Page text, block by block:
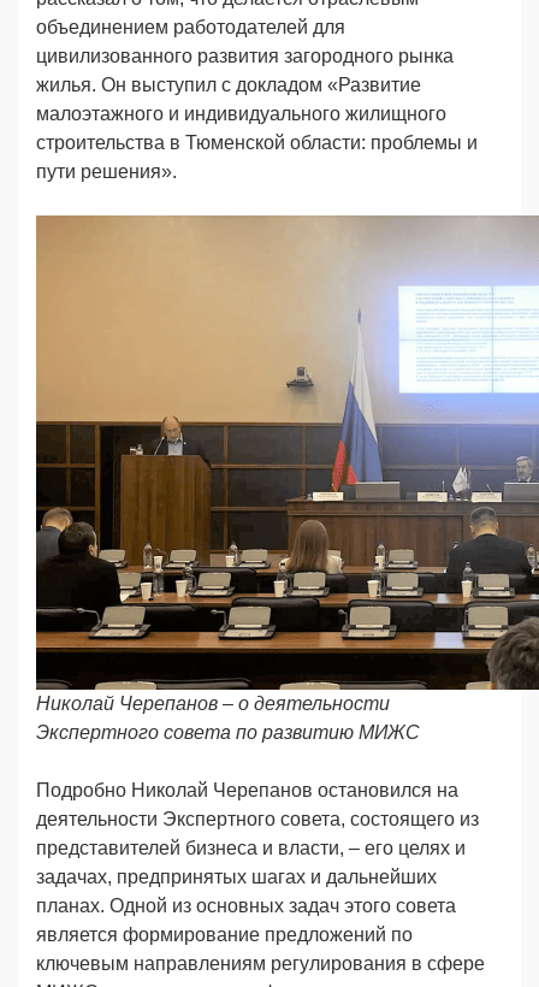
объединением работодателей для
цивилизованного развития загородного рынка
жилья. Он выступил с докладом «Развитие
малоэтажного и индивидуального жилищного
строительства в Тюменской области: проблемы и
пути решения».
Николай Черепанов – о деятельности
Экспертного совета по развитию МИЖС
Подробно Николай Черепанов остановился на
деятельности Экспертного совета, состоящего из
представителей бизнеса и власти, – его целях и
задачах, предпринятых шагах и дальнейших
планах. Одной из основных задач этого совета
является формирование предложений по
ключевым направлениям регулирования в сфере